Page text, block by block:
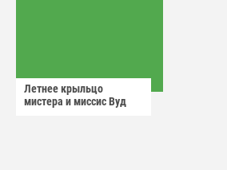
Летнее крыльцо
мистера и миссис Вуд